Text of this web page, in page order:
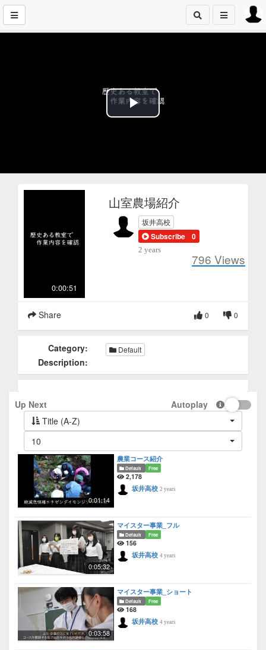
Play
0:00:51
山室農場紹介
坂井高校
Subscribe 0
2 years
796 Views
Share 0
0
Category: Default
Description:
Up Next
Autoplay
Title (A-Z)
10
0:01:14
農業コース紹介
Default Free
2,178
坂井高校 2 years
0:05:32
マイスター事業_フル
Default Free
156
坂井高校 4 years
0:03:58
マイスター事業_ショート
Default Free
168
坂井高校 4 years